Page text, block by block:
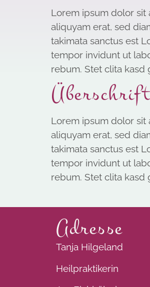
Lorem ipsum dolor sit
aliquyam erat, sed
takimata sanctus est
tempor invidunt ut
rebum. Stet clita kasd
Lorem ipsum dolor sit
aliquyam erat, sed
takimata sanctus est
tempor invidunt ut
rebum. Stet clita kasd
Adresse
Tanja Hilgeland
Heilpraktikerin